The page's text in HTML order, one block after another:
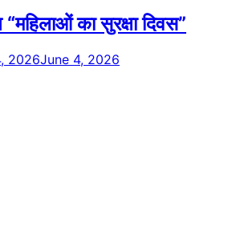
का सुरक्षा दिवस”
2026June 4, 2026